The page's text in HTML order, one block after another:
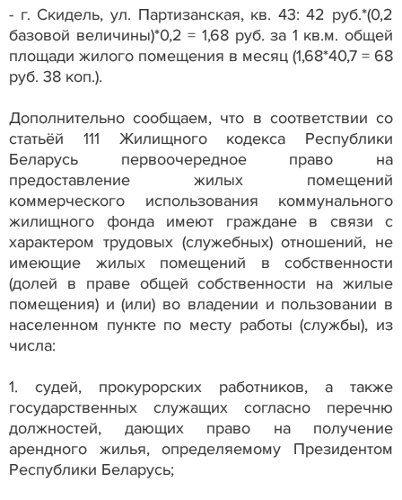
- г. Скидель, ул. Партизанская, кв. 43: 42 руб.*(0,2
базовой величины)*0,2 = 1,68 руб. за 1 кв.м. общей
площади жилого помещения в месяц (1,68*40,7 = 68
руб. 38 коп.).
Дополнительно сообщаем, что в соответствии со
статьёй 111 Жилищного кодекса Республики
Беларусь первоочередное право на
предоставление жилых помещений
коммерческого использования коммунального
жилищного фонда имеют граждане в связи с
характером трудовых (служебных) отношений, не
имеющие жилых помещений в собственности
(долей в праве общей собственности на жилые
помещения) и (или) во владении и пользовании в
населенном пункте по месту работы (службы), из
числа:
1. судей, прокурорских работников, а также
государственных служащих согласно перечню
должностей, дающих право на получение
арендного жилья, определяемому Президентом
Республики Беларусь;